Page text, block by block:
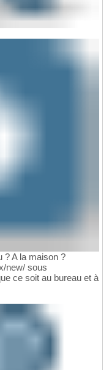
? A la maison ?
new/ sous
ce soit au bureau et à